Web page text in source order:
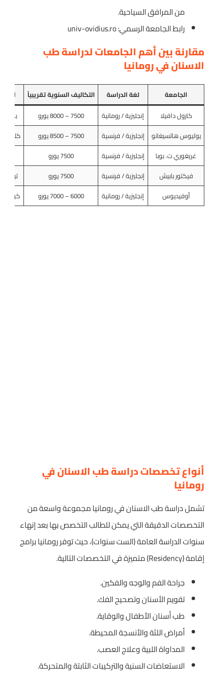
من المرافق السياحية.
رابط الجامعة الرسمي: univ-ovidius.ro
مقارنة بين أهم الجامعات لدراسة طب
الاسنان في رومانيا
الجامعة لغة الدراسة التكاليف السنوية تقريبياً
كارول دافيلا
إنجليزية / رومانية 7500 – 8000 يورو
يوليوس هاتسيغانو
إنجليزية / فرنسية 7500 – 8500 يورو
كلوج
غريغوري ت. بوبا
إنجليزية / فرنسية 7500 يورو
فيكتور بابيش
إنجليزية / فرنسية 7500 يورو
أوفيديوس
إنجليزية / رومانية 6000 – 7000 يورو
أنواع تخصصات دراسة طب الاسنان في
رومانيا
تشمل دراسة طب الاسنان في رومانيا مجموعة واسعة من
التخصصات الدقيقة التي يمكن للطالب التخصص بها بعد إنهاء
سنوات الدراسة العامة (الست سنوات)، حيث توفر رومانيا برامج
إقامة (Residency) متميزة في التخصصات التالية.
جراحة الفم والوجه والفكين.
تقويم الأسنان وتصحيح الفك.
طب أسنان الأطفال والوقاية.
أمراض اللثة والأنسجة المحيطة.
المداواة اللبية وعلاج العصب.
الاستعاضات السنية والتركيبات الثابتة والمتحركة.